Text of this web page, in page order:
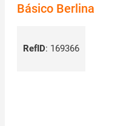
Básico Berlina
RefID: 169366